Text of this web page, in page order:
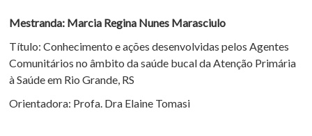
Mestranda: Marcia Regina Nunes Marasciulo
Título: Conhecimento e ações desenvolvidas pelos Agentes
Comunitários no âmbito da saúde bucal da Atenção Primária
à Saúde em Rio Grande, RS
Orientadora: Profa. Dra Elaine Tomasi